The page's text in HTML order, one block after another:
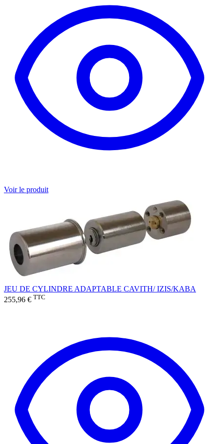
Voir le produit
JEU DE CYLINDRE ADAPTABLE CAVITH/ IZIS/KABA
255,96 € TTC